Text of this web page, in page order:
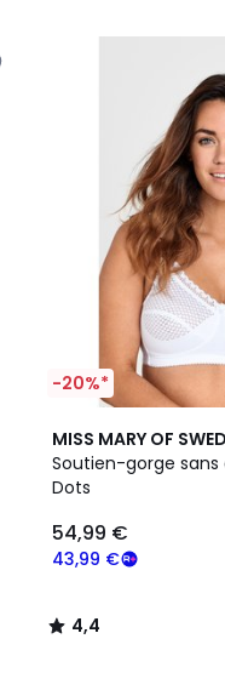
-20%*
MISS MARY OF
Soutien-gorge
Dots
43,99 €
54,99 €
4,4
/ 5
5
Couleurs
4,4
/